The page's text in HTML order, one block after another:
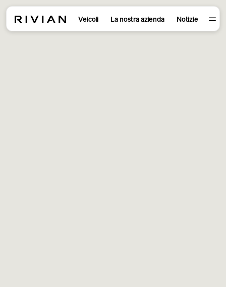
Veicoli La nostra azienda Notizie